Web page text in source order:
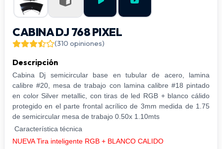
CABINA DJ 768 PIXEL
(310 opiniones)
Descripción
Cabina Dj semicircular base en tubular de acero, lamina
calibre #20, mesa de trabajo con lamina calibre #18 pintado
en color Silver metallic, con tiras de led RGB + blanco cálido
protegido en el parte frontal acrílico de 3mm medida de 1.75
de semicircular mesa de trabajo 0.50x 1.10mts
Característica técnica
NUEVA Tira inteligente RGB + BLANCO CALIDO